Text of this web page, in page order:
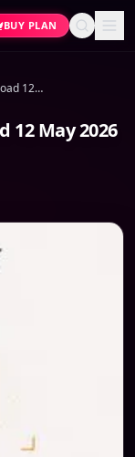
BUY PLAN
Zee Bangla All Serial Download 12 May 2026 Zip
12 May 2026